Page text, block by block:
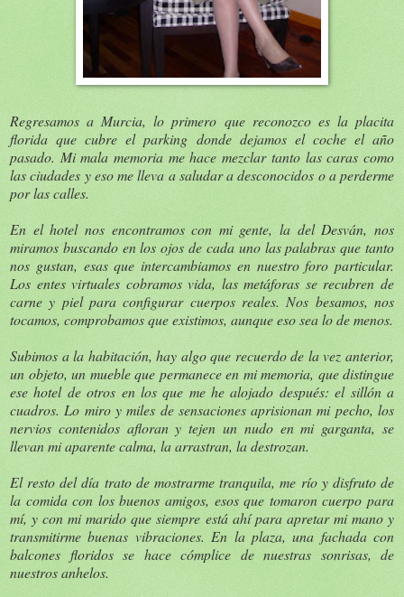
Regresamos a Murcia, lo primero que reconozco es la placita
florida que cubre el parking donde dejamos el coche el año
pasado. Mi mala memoria me hace mezclar tanto las caras como
las ciudades y eso me lleva a saludar a desconocidos o a perderme
por las calles.
En el hotel nos encontramos con mi gente, la del Desván, nos
miramos buscando en los ojos de cada uno las palabras que tanto
nos gustan, esas que intercambiamos en nuestro foro particular.
Los entes virtuales cobramos vida, las metáforas se recubren de
carne y piel para configurar cuerpos reales. Nos besamos, nos
tocamos, comprobamos que existimos, aunque eso sea lo de menos.
Subimos a la habitación, hay algo que recuerdo de la vez anterior,
un objeto, un mueble que permanece en mi memoria, que distingue
ese hotel de otros en los que me he alojado después: el sillón a
cuadros. Lo miro y miles de sensaciones aprisionan mi pecho, los
nervios contenidos afloran y tejen un nudo en mi garganta, se
llevan mi aparente calma, la arrastran, la destrozan.
El resto del día trato de mostrarme tranquila, me río y disfruto de
la comida con los buenos amigos, esos que tomaron cuerpo para
mí, y con mi marido que siempre está ahí para apretar mi mano y
transmitirme buenas vibraciones. En la plaza, una fachada con
balcones floridos se hace cómplice de nuestras sonrisas, de
nuestros anhelos.